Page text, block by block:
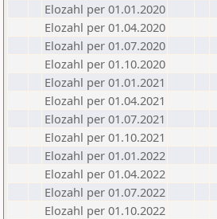
Elozahl per 01.01.2020
Elozahl per 01.04.2020
Elozahl per 01.07.2020
Elozahl per 01.10.2020
Elozahl per 01.01.2021
Elozahl per 01.04.2021
Elozahl per 01.07.2021
Elozahl per 01.10.2021
Elozahl per 01.01.2022
Elozahl per 01.04.2022
Elozahl per 01.07.2022
Elozahl per 01.10.2022